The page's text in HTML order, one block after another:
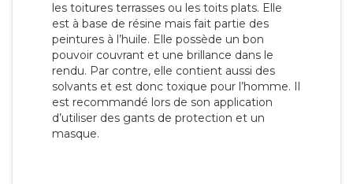
les toitures terrasses ou les toits plats. Elle
est à base de résine mais fait partie des
peintures à l’huile. Elle possède un bon
pouvoir couvrant et une brillance dans le
rendu. Par contre, elle contient aussi des
solvants et est donc toxique pour l’homme. Il
est recommandé lors de son application
d’utiliser des gants de protection et un
masque.